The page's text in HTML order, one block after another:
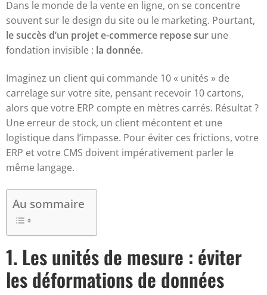
Dans le monde de la vente en ligne, on se concentre
souvent sur le design du site ou le marketing. Pourtant,
le succès d’un projet e-commerce repose sur une
fondation invisible : la donnée.
Imaginez un client qui commande 10 « unités » de
carrelage sur votre site, pensant recevoir 10 cartons,
alors que votre ERP compte en mètres carrés. Résultat ?
Une erreur de stock, un client mécontent et une
logistique dans l’impasse. Pour éviter ces frictions, votre
ERP et votre CMS doivent impérativement parler le
même langage.
Au sommaire
1. Les unités de mesure : éviter
les déformations de données